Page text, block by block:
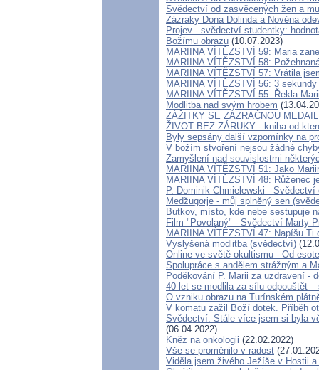
Svědectví od zasvěcených žen a
Zázraky Dona Dolinda a Novéna
Projev - svědectví studentky:
Božímu obrazu (10.07.2023)
MARIINA VÍTĚZSTVÍ 59: Maria
MARIINA VÍTĚZSTVÍ 58:
MARIINA VÍTĚZSTVÍ 57: Vrátila
MARIINA VÍTĚZSTVÍ 56: 3
MARIINA VÍTĚZSTVÍ 55: Řekla
Modlitba nad svým hrobem
ZÁŽITKY SE ZÁZRAČNOU
ŽIVOT BEZ ZÁRUKY - kniha od
Byly sepsány další vzpomínky na
V božím stvoření nejsou žádné
Zamyšlení nad souvislostmi
MARIINA VÍTĚZSTVÍ 51: Jako
MARIINA VÍTĚZSTVÍ 48: Růženec
P. Dominik Chmielewski -
Medžugorje - můj splněný sen
Butkov, místo, kde nebe sestupuje
Film "Povolaný" - Svědectví Marty
MARIINA VÍTĚZSTVÍ 47: Napíšu
Vyslyšená modlitba (svědectví)
Online ve světě okultismu - Od
Spolupráce s andělem strážným a
Poděkování P. Marii za uzdravení -
40 let se modlila za sílu odpouštět –
O vzniku obrazu na Turínském
V komatu zažil Boží dotek. Příběh
Svědectví: Stále více jsem si byla
(06.04.2022)
Kněz na onkologii (22.02.2022)
Vše se proměnilo v radost
Viděla jsem živého Ježíše v Hostii